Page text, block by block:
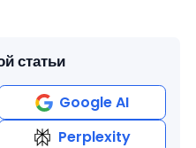
статьи
Google AI
Perplexity